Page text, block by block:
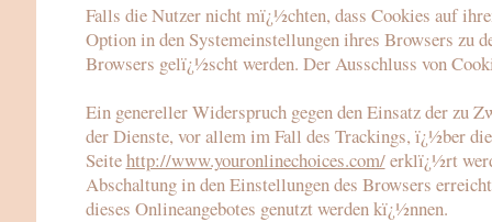
Falls die Nutzer nicht mï¿½chten, dass Cookies auf
Option in den Systemeinstellungen ihres Browsers zu
Browsers gelï¿½scht werden. Der Ausschluss von
Ein genereller Widerspruch gegen den Einsatz der zu
der Dienste, vor allem im Fall des Trackings, ï¿½ber
Seitehttp://www.youronlinechoices.com/erklï¿½rt
Abschaltung in den Einstellungen des Browsers
dieses Onlineangebotes genutzt werden kï¿½nnen.